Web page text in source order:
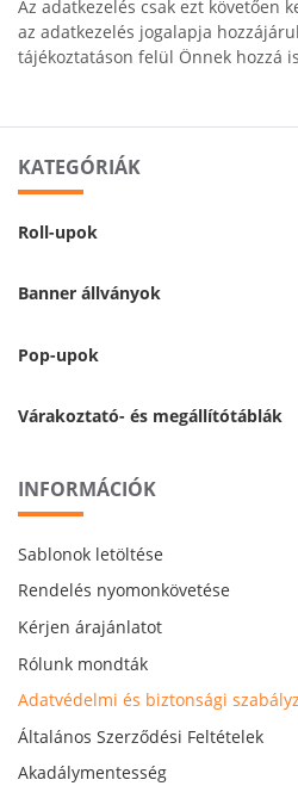
Az adatkezelés csak ezt követően
az adatkezelés jogalapja
tájékoztatáson felül Önnek hozzá
KATEGÓRIÁK
Roll-upok
Banner állványok
Pop-upok
Várakoztató- és megállítótáblák
INFORMÁCIÓK
Sablonok letöltése
Rendelés nyomonkövetése
Kérjen árajánlatot
Rólunk mondták
Adatvédelmi és biztonsági
Általános Szerződési Feltételek
Akadálymentesség